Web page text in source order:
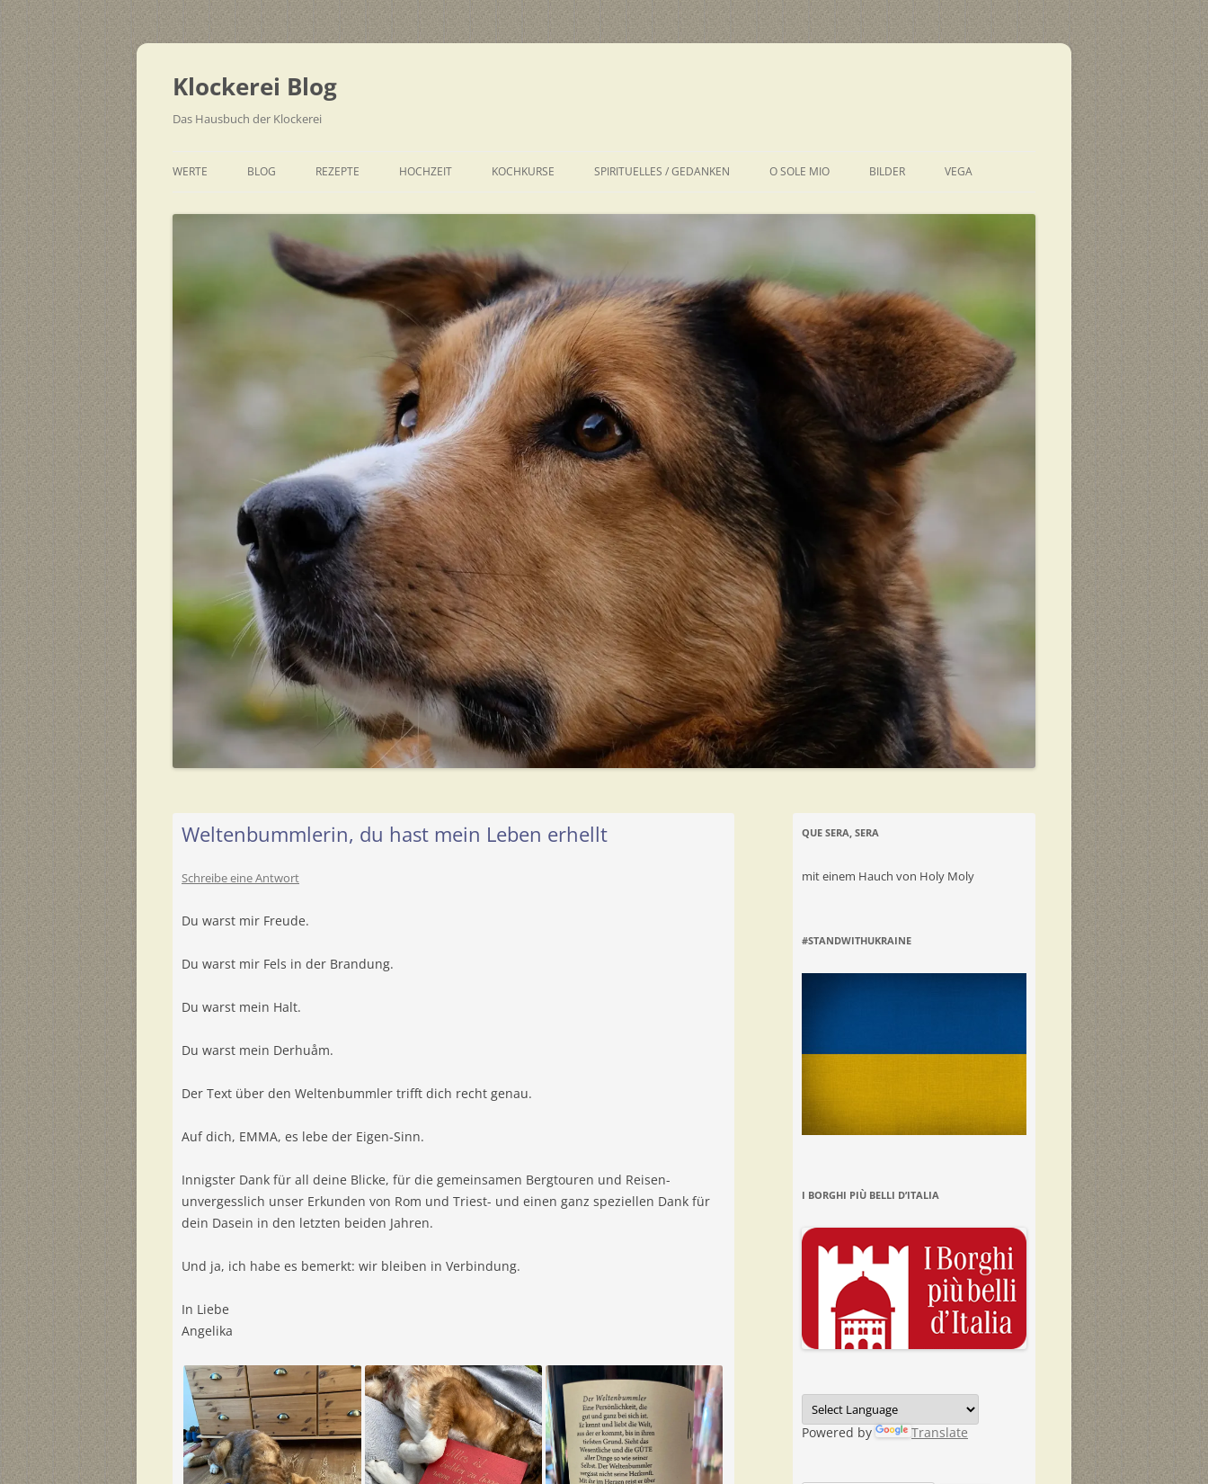
Zum
springen
Klockerei Blog
Das Hausbuch der Klockerei
WERTE BLOG REZEPTE
EINFACH
HOCHZEIT KOCHKURSE SPIRITUELLES / GEDANKEN O SOLE MIO BILDER VEGA
Weltenbummlerin, du hast mein Leben erhellt
Schreibe eine Antwort
Du warst mir Freude.
Du warst mir Fels in der Brandung.
Du warst mein Halt.
Du warst mein Derhuåm.
Der Text über den Weltenbummler trifft dich recht genau.
Auf dich, EMMA, es lebe der Eigen-Sinn.
Innigster Dank für all deine Blicke, für die gemeinsamen Bergtouren und Reisen-
unvergesslich unser Erkunden von Rom und Triest- und einen ganz speziellen Dank für
dein Dasein in den letzten beiden Jahren.
Und ja, ich habe es bemerkt: wir bleiben in Verbindung.
In Liebe
Angelika
QUE SERA, SERA
mit einem Hauch von Holy Moly
#STANDWITHUKRAINE
I BORGHI PIÙ BELLI D’ITALIA
Powered by Translate